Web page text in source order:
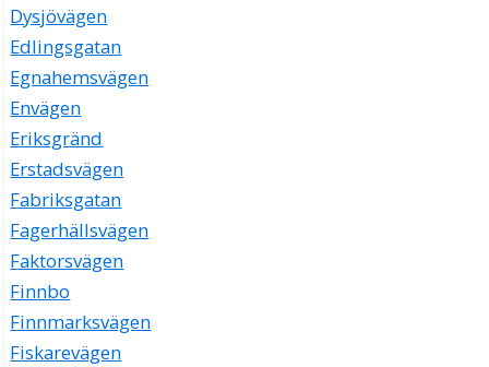
Dysjövägen
Edlingsgatan
Egnahemsvägen
Envägen
Eriksgränd
Erstadsvägen
Fabriksgatan
Fagerhällsvägen
Faktorsvägen
Finnbo
Finnmarksvägen
Fiskarevägen